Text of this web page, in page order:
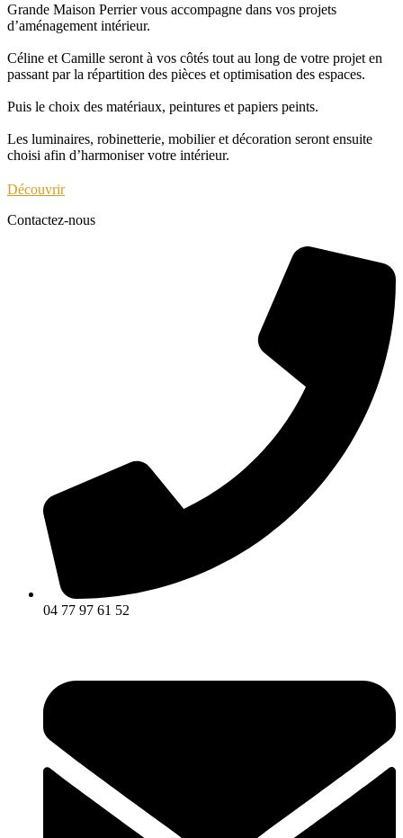
Grande Maison Perrier vous accompagne dans vos projets
d’aménagement intérieur.
Céline et Camille seront à vos côtés tout au long de votre projet en
passant par la répartition des pièces et optimisation des espaces.
Puis le choix des matériaux, peintures et papiers peints.
Les luminaires, robinetterie, mobilier et décoration seront ensuite
choisi afin d’harmoniser votre intérieur.
Découvrir
Contactez-nous
04 77 97 61 52